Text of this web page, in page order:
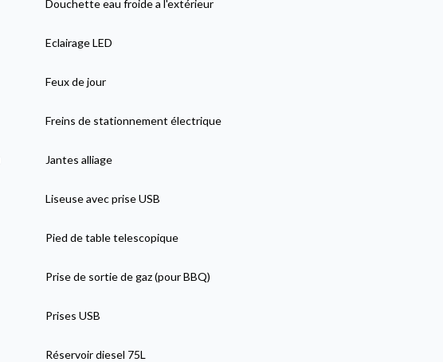
Douchette eau froide a l'extérieur
Eclairage LED
Feux de jour
Freins de stationnement électrique
Jantes alliage
Liseuse avec prise USB
Pied de table telescopique
Prise de sortie de gaz (pour BBQ)
Prises USB
Réservoir diesel 75L